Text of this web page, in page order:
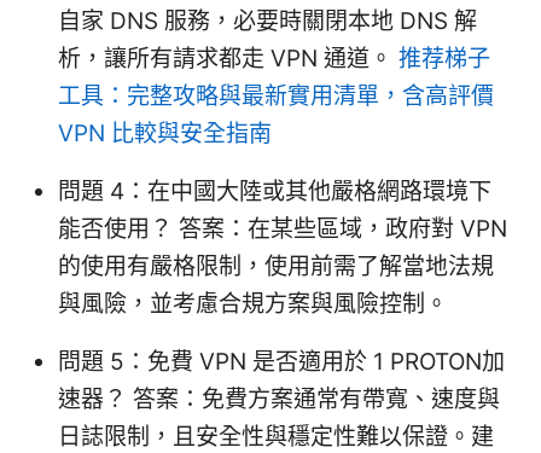
自家 DNS 服務，必要時關閉本地 DNS 解
析，讓所有請求都走 VPN 通道。 推荐梯子
工具：完整攻略與最新實用清單，含高評價
VPN 比較與安全指南
問題 4：在中國大陸或其他嚴格網路環境下
能否使用？ 答案：在某些區域，政府對 VPN
的使用有嚴格限制，使用前需了解當地法規
與風險，並考慮合規方案與風險控制。
問題 5：免費 VPN 是否適用於 1 PROTON加
速器？ 答案：免費方案通常有帶寬、速度與
日誌限制，且安全性與穩定性難以保證。建